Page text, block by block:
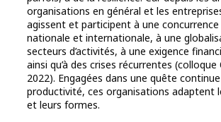
organisations en général et les
agissent et participent à une
nationale et internationale, à une
secteurs d’activités, à une exigence
ainsi qu’à des crises récurrentes
2022). Engagées dans une quête
productivité, ces organisations adaptent
et leurs formes.